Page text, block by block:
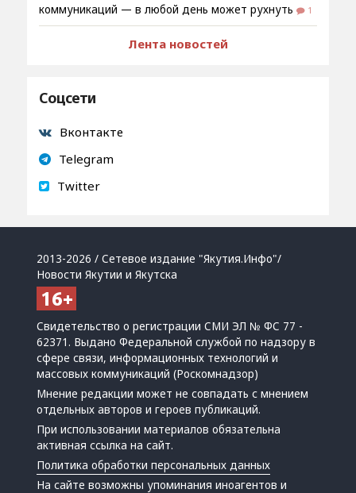
коммуникаций — в любой день может рухнуть
1
Лента новостей
Соцсети
Вконтакте
Telegram
Twitter
2013-2026 / Сетевое издание "Якутия.Инфо"/
Новости Якутии и Якутска
Свидетельство о регистрации СМИ ЭЛ № ФС 77 -
62371. Выдано Федеральной службой по надзору в
сфере связи, информационных технологий и
массовых коммуникаций (Роскомнадзор)
Мнение редакции может не совпадать с мнением
отдельных авторов и героев публикаций.
При использовании материалов обязательна
активная ссылка на сайт.
Политика обработки персональных данных
На сайте возможны упоминанияиноагентов и